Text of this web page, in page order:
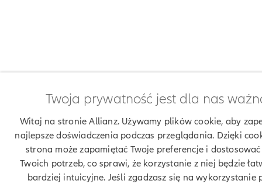
Twoja prywatność jest dla nas
Witaj na stronie Allianz. Używamy plików cookie, aby
najlepsze doświadczenia podczas przeglądania. Dzięki
strona może zapamiętać Twoje preferencje i
Twoich potrzeb, co sprawi, że korzystanie z niej będzie
bardziej intuicyjne. Jeśli zgadzasz się na wykorzystanie